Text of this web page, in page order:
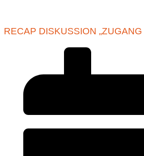
RECAP DISKUSSION